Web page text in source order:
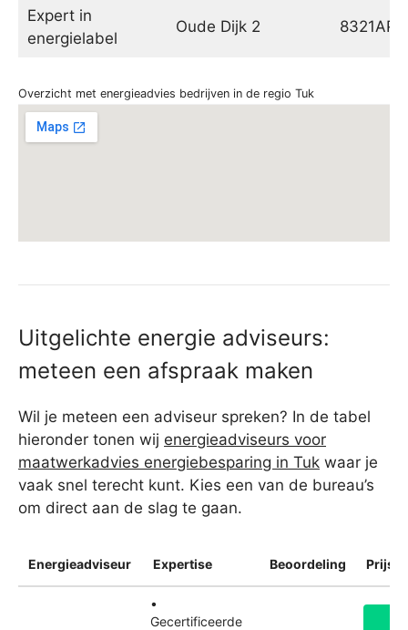
Expert in
energielabel
Oude Dijk 2 8321AP
Overzicht met energieadvies bedrijven in de regio Tuk
Uitgelichte energie adviseurs:
meteen een afspraak maken
Wil je meteen een adviseur spreken? In de tabel
hieronder tonen wij energieadviseurs voor
maatwerkadvies energiebesparing in Tuk waar je
vaak snel terecht kunt. Kies een van de bureau’s
om direct aan de slag te gaan.
Energieadviseur Expertise Beoordeling
•
Gecertificeerde